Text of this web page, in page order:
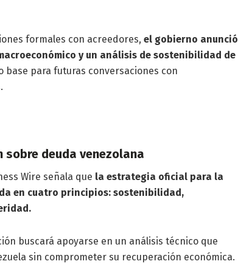
formales con acreedores, el gobierno anunció
y un análisis de sostenibilidad de
base para futuras conversaciones con
deuda venezolana
Wire señala que la estrategia oficial para la
en cuatro principios: sostenibilidad,
buscará apoyarse en un análisis técnico que
sin comprometer su recuperación económica.